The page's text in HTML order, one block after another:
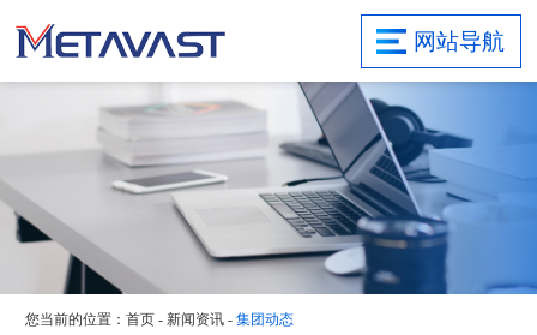
网站导航
首页
关于集团
业务领域
项目案例
新闻资讯
社会责任
联系我们
您当前的位置：首页-新闻资讯 -集团动态